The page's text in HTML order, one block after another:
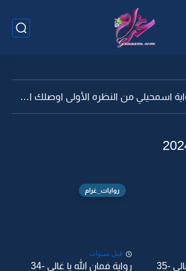
رواية اسمحيلي من النظره الأولى اوصلك احساسي -21
-35
روايات_غرام
قبل سنوات
رواية فمان الله يا غالي -34